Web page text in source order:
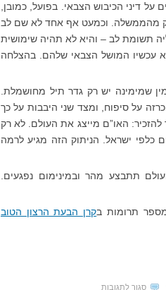
דיני הכיבוש הצבאי. בפועל, כמובן,
מהממשלה. וכמעט אף אחד לא שם לב
תשומת לב – והיא לא תהיה שימושית
עכשיו המושל הצבאי שלהם. בהצלחה
שמימינה יש רק גדר תיל מחושמלת.
על סיפוח, ומצד שני היבבות על כך
להזכיר: האו”ם מייצג את העולם. לא רק
כלפי ישראל. הניתוק הזה מגיע לרמה
תתבצע מהר ובמינימום נפגעים.
תרומות בקרן הבעת הרצון הטוב
סגור לתגובותעל